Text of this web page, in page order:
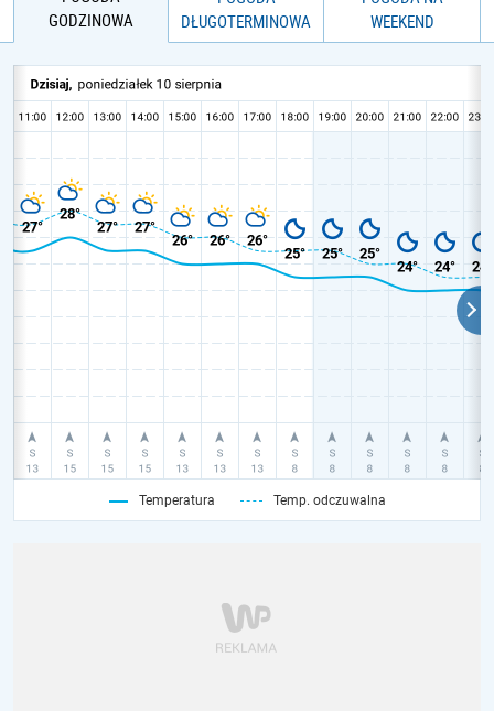
GODZINOWA
DŁUGOTERMINOWA
WEEKEND
Temperatura Temp. odczuwalna